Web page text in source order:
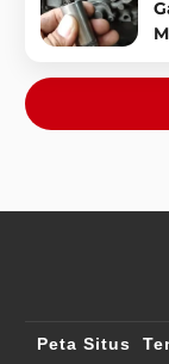
Peta Situs